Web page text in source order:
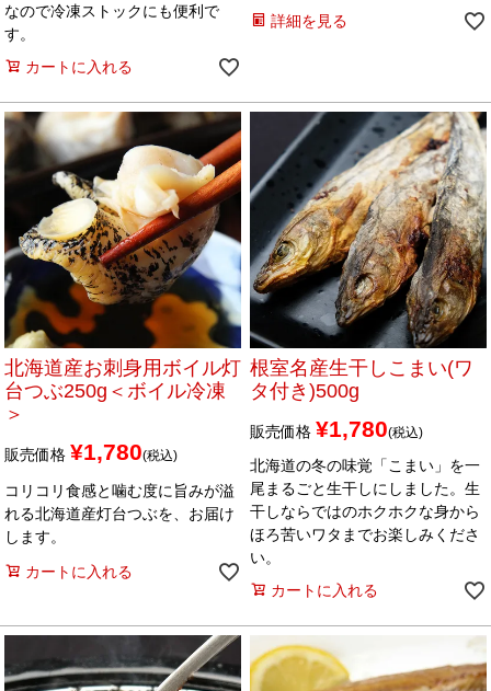
なので冷凍ストックにも便利で
す。
カートに入れる
詳細を見る
北海道産お刺身用ボイル灯
台つぶ250g＜ボイル冷凍
＞
販売価格 ¥1,780 税込
コリコリ食感と噛む度に旨みが溢
れる北海道産灯台つぶを、お届け
します。
カートに入れる
根室名産生干しこまい(ワ
タ付き)500g
販売価格 ¥1,780 税込
北海道の冬の味覚「こまい」を一
尾まるごと生干しにしました。生
干しならではのホクホクな身から
ほろ苦いワタまでお楽しみくださ
い。
カートに入れる